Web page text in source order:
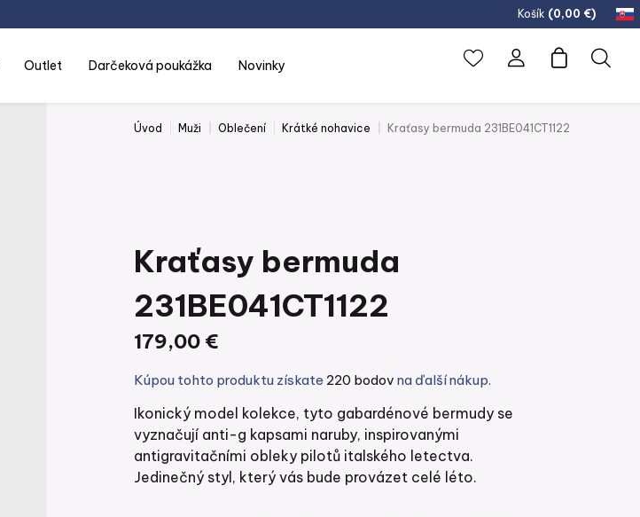
Kraťasy bermuda
231BE041CT1122
179,00 €
Kúpou tohto produktu získate 220 bodov na ďalší nákup.
Ikonický model kolekce, tyto gabardénové bermudy se
vyznačují anti-g kapsami naruby, inspirovanými
antigravitačními obleky pilotů italského letectva.
Jedinečný styl, který vás bude provázet celé léto.
Košík (0,00 €)
Úvod Muži Oblečení Krátké nohavice Kraťasy bermuda 231BE041CT1122
outlet darčeková poukážka novinky